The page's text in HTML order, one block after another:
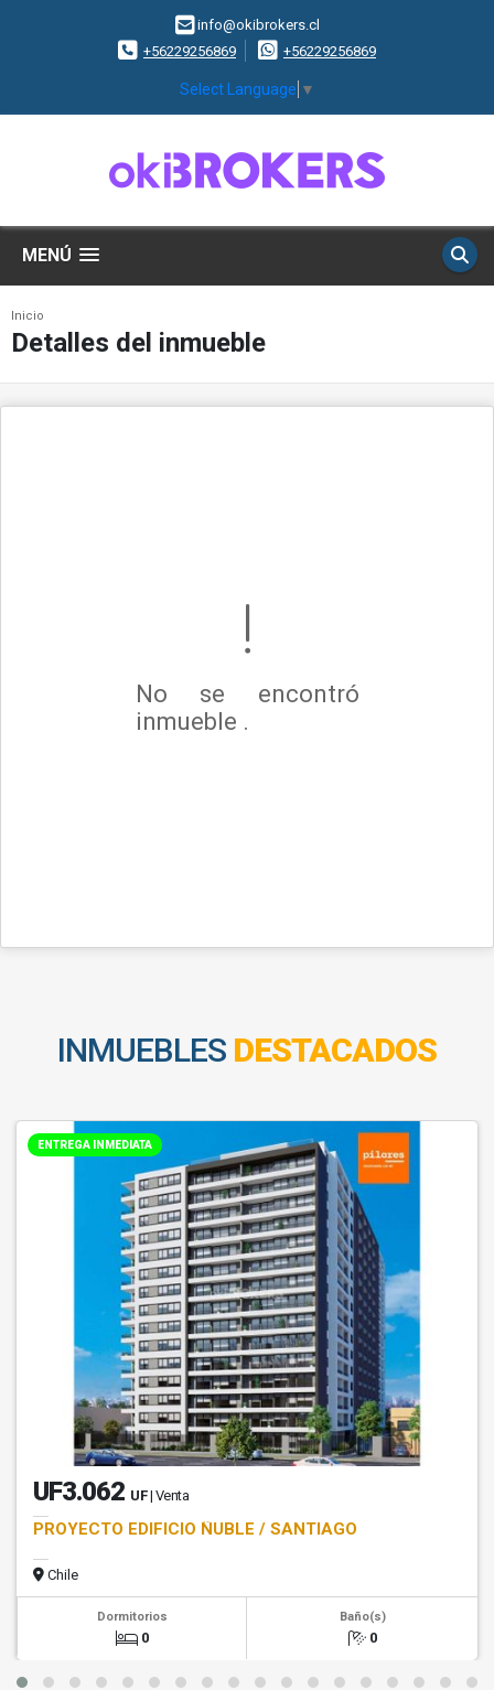
info@okibrokers.cl
+56229256869
+56229256869
Select Language ▼
MENÚ
Inicio
Detalles del inmueble
No se encontró
inmueble .
INMUEBLES DESTACADOS
ENTREGA INMEDIATA
UF3.062 UF | Venta
PROYECTO EDIFICIO ÑUBLE / SANTIAGO
Chile
Dormitorios
0
Baño(s)
0